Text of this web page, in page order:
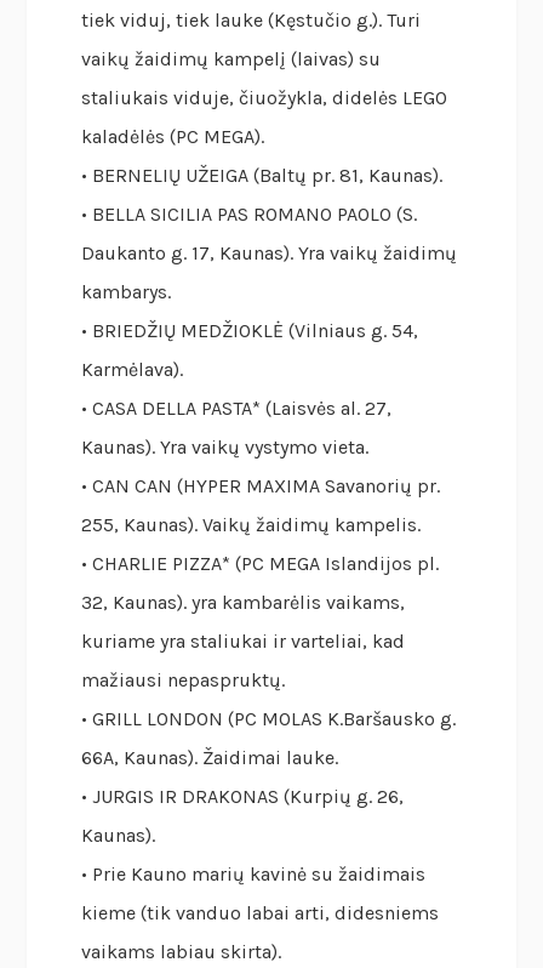
tiek viduj, tiek lauke (Kęstučio g.). Turi
vaikų žaidimų kampelį (laivas) su
staliukais viduje, čiuožykla, didelės LEGO
kaladėlės (PC MEGA).
• BERNELIŲ UŽEIGA (Baltų pr. 81, Kaunas).
• BELLA SICILIA PAS ROMANO PAOLO (S.
Daukanto g. 17, Kaunas). Yra vaikų žaidimų
kambarys.
• BRIEDŽIŲ MEDŽIOKLĖ (Vilniaus g. 54,
Karmėlava).
• CASA DELLA PASTA* (Laisvės al. 27,
Kaunas). Yra vaikų vystymo vieta.
• CAN CAN (HYPER MAXIMA Savanorių pr.
255, Kaunas). Vaikų žaidimų kampelis.
• CHARLIE PIZZA* (PC MEGA Islandijos pl.
32, Kaunas). yra kambarėlis vaikams,
kuriame yra staliukai ir varteliai, kad
mažiausi nepaspruktų.
• GRILL LONDON (PC MOLAS K.Baršausko g.
66A, Kaunas). Žaidimai lauke.
• JURGIS IR DRAKONAS (Kurpių g. 26,
Kaunas).
• Prie Kauno marių kavinė su žaidimais
kieme (tik vanduo labai arti, didesniems
vaikams labiau skirta).